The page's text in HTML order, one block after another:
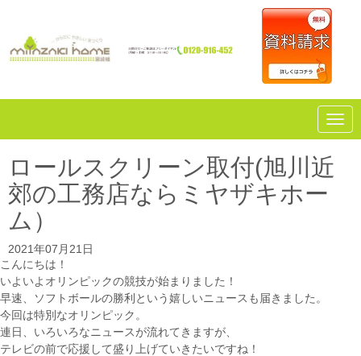
N
a
ロールスクリーン取付(旭川近
郊の工務店ならミヤザキホー
ム）
2021年07月21日
こんにちは！
いよいよオリンピックの競技が始まりました！
早速、ソフトボールの勝利という嬉しいニュースも届きました。
今回は特別なオリンピック。
連日、いろいろなニュースが流れてきますが、
テレビの前で応援して盛り上げていきたいですね！